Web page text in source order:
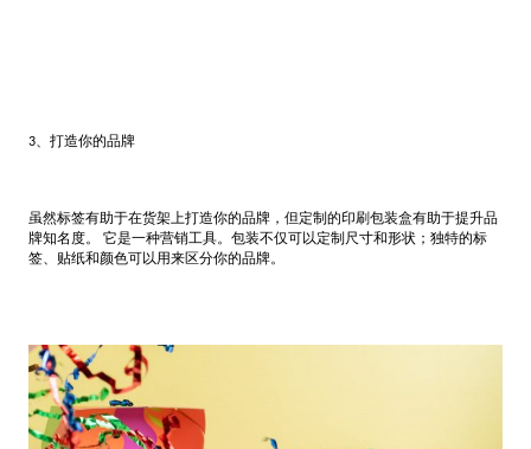
3、打造你的品牌
虽然标签有助于在货架上打造你的品牌，但定制的印刷包装盒有助于提升品
牌知名度。 它是一种营销工具。包装不仅可以定制尺寸和形状；独特的标
签、贴纸和颜色可以用来区分你的品牌。